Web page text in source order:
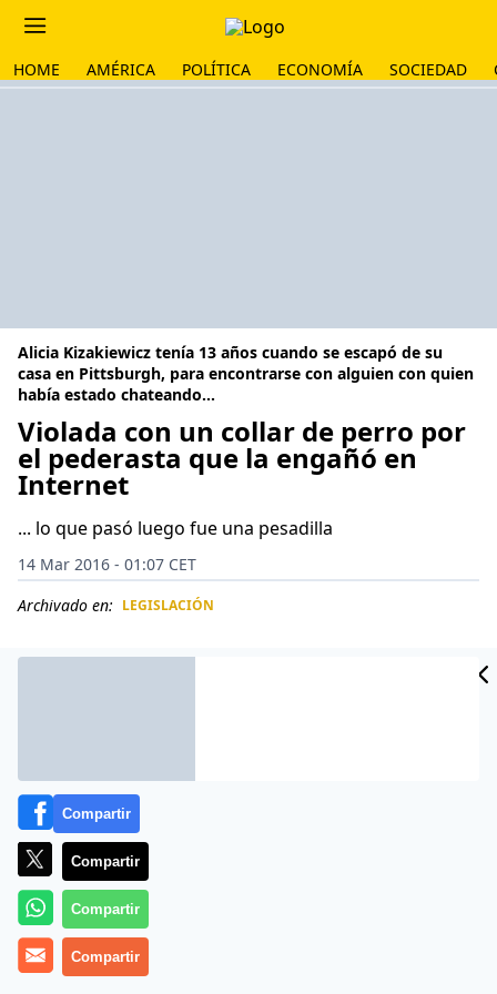
HOME AMÉRICA POLÍTICA ECONOMÍA SOCIEDAD
Alicia Kizakiewicz tenía 13 años cuando se escapó de su
casa en Pittsburgh, para encontrarse con alguien con quien
había estado chateando...
Violada con un collar de perro por
el pederasta que la engañó en
Internet
... lo que pasó luego fue una pesadilla
14 Mar 2016 - 01:07 CET
Archivado en: LEGISLACIÓN
Alicia Kizakiewicz tenía 13 años cuando se escapó de
su casa en Pittsburgh, Estados Unidos, para
Compartir
Compartir
Compartir
Compartir